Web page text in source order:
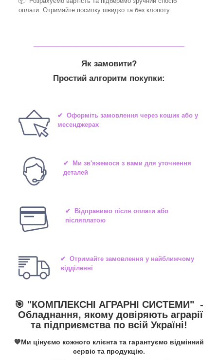
оплати. Отримайте посилку швидко та без клопоту.
Як замовити?
Простий алгоритм покупки:
✔ Оформіть замовлення через кошик або у
месенджерах
✔ Ми зв'яжемося з вами для уточнення
деталей
✔ Відправимо після оплати або
післяплатою
✔ Отримайте замовлення у найближчому
відділенні
🎯 "КОМПЛЕКСНІ АГРАРНІ СИСТЕМИ" -
Обладнання, якому довіряють аграрії
та підприємства по всій Україні!
💙Ми цінуємо кожного клієнта та гарантуємо відмінний
сервіс та продукцію.